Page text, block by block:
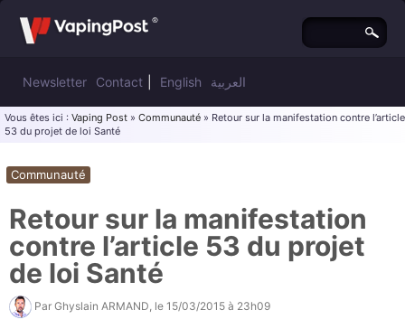
Newsletter Contact English العربية
Vous êtes ici : Vaping Post » Communauté » Retour sur la manifestation contre l’article
53 du projet de loi Santé
Communauté
Retour sur la manifestation
contre l’article 53 du projet
de loi Santé
Par Ghyslain ARMAND , le 15/03/2015 à 23h09